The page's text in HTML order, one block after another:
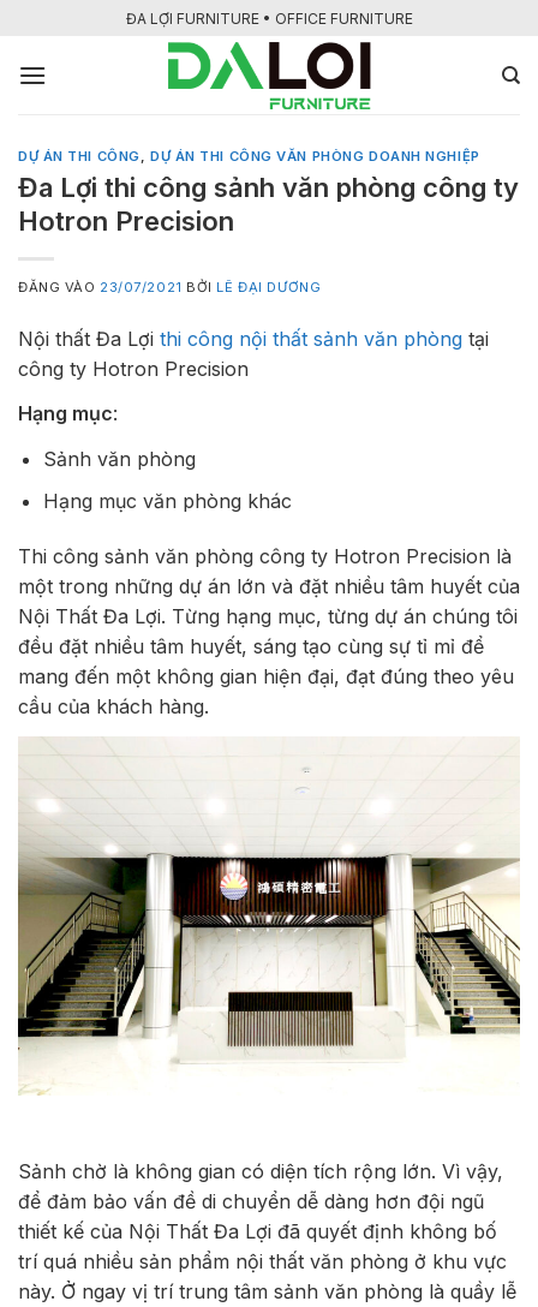
nội
ĐA LỢI FURNITURE • OFFICE FURNITURE
DỰ ÁN THI CÔNG, DỰ ÁN THI CÔNG VĂN PHÒNG DOANH NGHIỆP
Đa Lợi thi công sảnh văn phòng công ty
Hotron Precision
ĐĂNG VÀO 23/07/2021 BỞI LÊ ĐẠI DƯƠNG
Nội thất Đa Lợi thi công nội thất sảnh văn phòng tại
công ty Hotron Precision
Hạng mục:
Sảnh văn phòng
Hạng mục văn phòng khác
Thi công sảnh văn phòng công ty Hotron Precision là
một trong những dự án lớn và đặt nhiều tâm huyết của
Nội Thất Đa Lợi. Từng hạng mục, từng dự án chúng tôi
đều đặt nhiều tâm huyết, sáng tạo cùng sự tỉ mỉ để
mang đến một không gian hiện đại, đạt đúng theo yêu
cầu của khách hàng.
Sảnh chờ là không gian có diện tích rộng lớn. Vì vậy,
để đảm bảo vấn đề di chuyển dễ dàng hơn đội ngũ
thiết kế của Nội Thất Đa Lợi đã quyết định không bố
trí quá nhiều sản phẩm nội thất văn phòng ở khu vực
này. Ở ngay vị trí trung tâm sảnh văn phòng là quầy lễ